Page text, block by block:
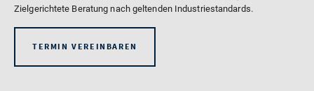
Zielgerichtete Beratung nach geltenden Industriestandards.
TERMIN VEREINBAREN